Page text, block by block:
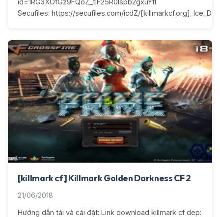
id=1RG3XOfGz9FQoZ_tlF25R0lspb2gxuYfI
Secufiles: https://secufiles.com/icdZ/
[killmark cf] Killmark Golden Darkness CF 2
21/06/2018
Hướng dẫn tải và cài đặt: Link download killmark cf dep: